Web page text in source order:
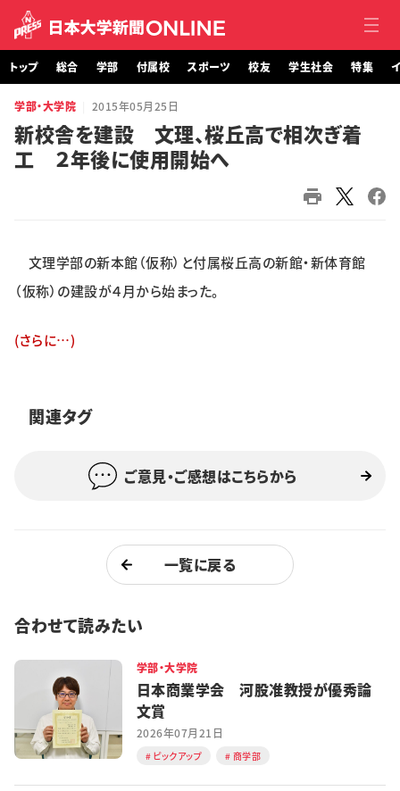
トップ
総合
スポーツ
校友
特集・企画
学生記者募集 お問い合わせ
トップ 総合 学部 付属校 スポーツ 校友 学生社会 特集
学部・大学院 2015年05月25日
新校舎を建設 文理、桜丘高で相次ぎ着
工 ２年後に使用開始へ
文理学部の新本館（仮称）と付属桜丘高の新館・新体育館
（仮称）の建設が４月から始まった。
(さらに…)
関連タグ
ご意見・ご感想はこちらから
一覧に戻る
合わせて読みたい
学部・大学院
日本商業学会 河股准教授が優秀論
文賞
2026年07月21日
ピックアップ 商学部